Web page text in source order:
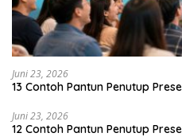
Juni 23, 2026
13 Contoh Pantun Penutup
Juni 23, 2026
12 Contoh Pantun Penutup